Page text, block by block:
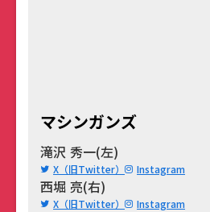
マシンガンズ
滝沢 秀一(左)
X（旧Twitter） Instagram
西堀 亮(右)
X（旧Twitter） Instagram